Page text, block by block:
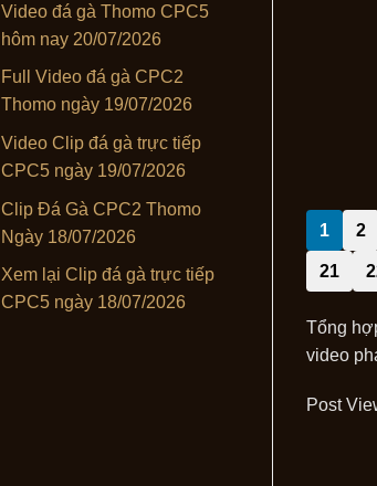
Video đá gà Thomo CPC5
hôm nay 20/07/2026
Full Video đá gà CPC2
Thomo ngày 19/07/2026
Video Clip đá gà trực tiếp
CPC5 ngày 19/07/2026
Clip Đá Gà CPC2 Thomo
Ngày 18/07/2026
Xem lại Clip đá gà trực tiếp
CPC5 ngày 18/07/2026
1 2
21
Tổng
video
Post